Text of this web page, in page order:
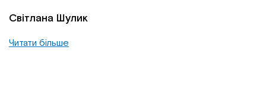
Світлана Шулик
Читати більше